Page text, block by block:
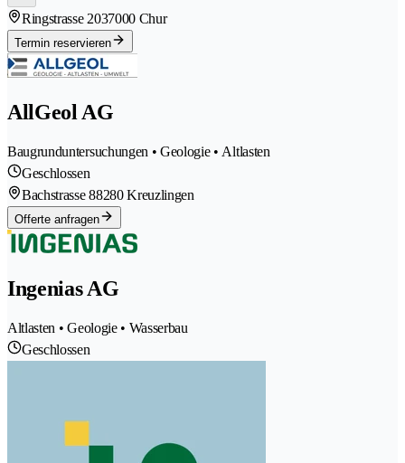
Ringstrasse 2037000 Chur
Termin reservieren
AllGeol AG
Baugrunduntersuchungen • Geologie • Altlasten
Geschlossen
Bachstrasse 88280 Kreuzlingen
Offerte anfragen
Ingenias AG
Altlasten • Geologie • Wasserbau
Geschlossen